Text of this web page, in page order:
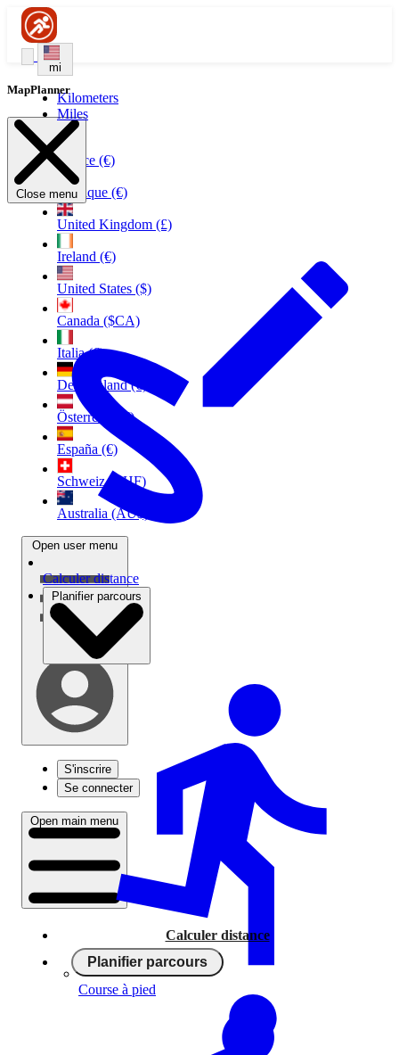
mi
Kilometers
Miles
France (€)
Belgique (€)
United Kingdom (£)
Ireland (€)
United States ($)
Canada ($CA)
Italia (€)
Deutschland (€)
Österreich (€)
España (€)
Schweiz (CHF)
Australia (AU$)
Open user menu
S'inscrire
Se connecter
Open main menu
Calculer distance
Planifier parcours
MapPlanner
Close menu
Calculer distance
Planifier parcours
Course à pied